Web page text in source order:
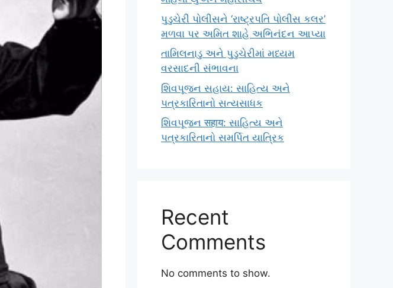
પુડુચેરી પોલીસને ‘રાષ્ટ્રપતિ પોલીસ કલર’
મળવા પર અમિત શાહે અભિનંદન આપ્યા
તામિલનાડુ અને પુડુચેરીમાં મધ્યમ
વરસાદની સંભાવના
શિવપૂજન સહાય: સાહિત્ય અને
પત્રકારિતાનો સત્યસાધક
શિવપૂજન सहाय: સાહિત્ય અને
પત્રકારિતાનો સમર્પિત યાત્રિક
Recent
Comments
No comments to show.